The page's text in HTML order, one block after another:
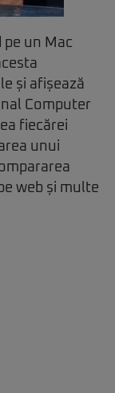
un Mac
și afișează
Computer
fiecărei
unui
web și multe